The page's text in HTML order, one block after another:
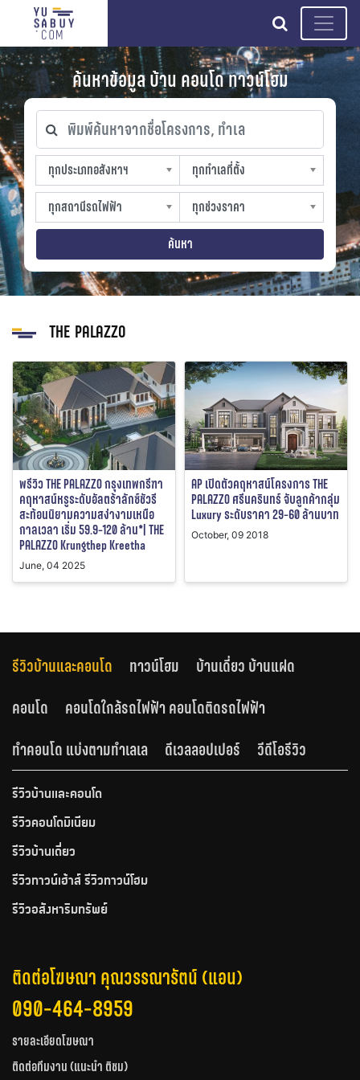
search
ค้นหาข้อมูล บ้าน คอนโด ทาวน์โฮม
พิมพ์ค้นหาจากชื่อโครงการ, ทำเล
ทุกประเภทอสังหาฯ
ทุกประเภทอสังหาฯ
sproperty
ทุกทำเลที่ตั้ง
ทุกทำเลที่ตั้ง
slocation
ทุกสถานีรถไฟฟ้า
ทุกสถานีรถไฟฟ้า
strain-station
ทุกช่วงราคา
ทุกช่วงราคา
sprice
ค้นหา
THE PALAZZO
พรีวิว THE PALAZZO กรุงเทพกรีฑา
คฤหาสน์หรูระดับอัลตร้าลักซ์ชัวรี
สะท้อนนิยามความสง่างามเหนือ
กาลเวลา เริ่ม 59.9-120 ล้าน*| THE
PALAZZO Krungthep Kreetha
June, 04 2025
AP เปิดตัวคฤหาสน์โครงการ THE
PALAZZO ศรีนครินทร์ จับลูกค้ากลุ่ม
Luxury ระดับราคา 29-60 ล้านบาท
October, 09 2018
รีวิวบ้านและคอนโด ทาวน์โฮม
บ้านเดี่ยว บ้านแฝด
คอนโด
คอนโดใกล้รถไฟฟ้า คอนโดติดรถไฟฟ้า
ทำคอนโด แบ่งตามทำเลเล
ดีเวลลอปเปอร์ วีดีโอรีวิว
รีวิวบ้านและคอนโด
รีวิวคอนโดมิเนียม
รีวิวบ้านเดี่ยว
รีวิวทาวน์เฮ้าส์ รีวิวทาวน์โฮม
รีวิวอสังหาริมทรัพย์
ติดต่อโฆษณา คุณวรรณารัตน์ (แอน)
090-464-8959
รายละเอียดโฆษณา
ติดต่อทีมงาน (แนะนำ ติชม)